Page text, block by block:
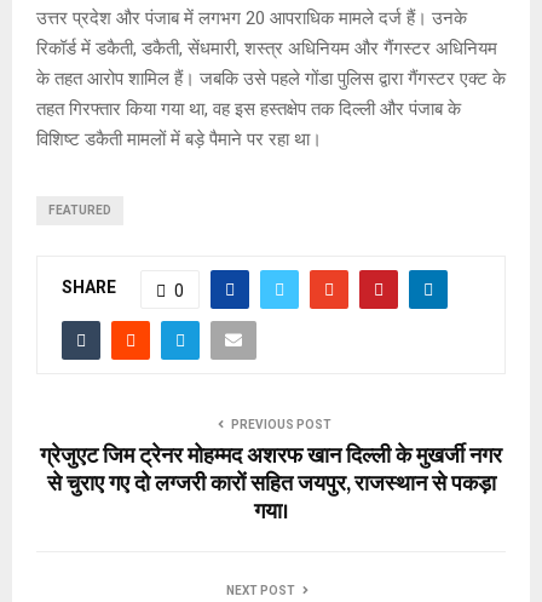
उत्तर प्रदेश और पंजाब में लगभग 20 आपराधिक मामले दर्ज हैं। उनके
रिकॉर्ड में डकैती, डकैती, सेंधमारी, शस्त्र अधिनियम और गैंगस्टर अधिनियम
के तहत आरोप शामिल हैं। जबकि उसे पहले गोंडा पुलिस द्वारा गैंगस्टर एक्ट के
तहत गिरफ्तार किया गया था, वह इस हस्तक्षेप तक दिल्ली और पंजाब के
विशिष्ट डकैती मामलों में बड़े पैमाने पर रहा था।
FEATURED
SHARE 0
PREVIOUS POST
ग्रेजुएट जिम ट्रेनर मोहम्मद अशरफ खान दिल्ली के मुखर्जी नगर
से चुराए गए दो लग्जरी कारों सहित जयपुर, राजस्थान से पकड़ा
गया।
NEXT POST